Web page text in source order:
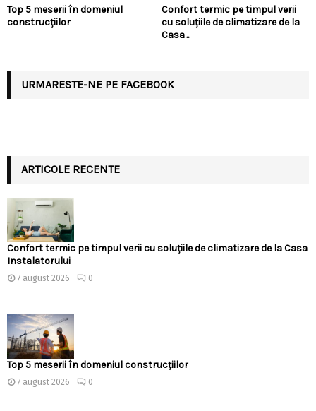
Top 5 meserii în domeniul
construcțiilor
Confort termic pe timpul verii
cu soluțiile de climatizare de la
Casa...
URMARESTE-NE PE FACEBOOK
ARTICOLE RECENTE
Confort termic pe timpul verii cu soluțiile de climatizare de la Casa
Instalatorului
7 august 2026 0
Top 5 meserii în domeniul construcțiilor
7 august 2026 0